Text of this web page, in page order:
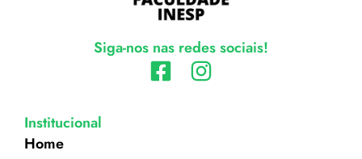
Siga-nos nas redes sociais!
Institucional
Home